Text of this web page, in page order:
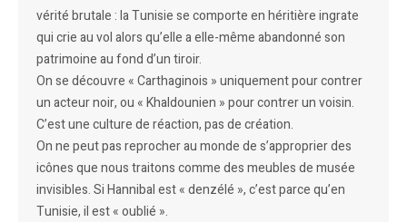
vérité brutale : la Tunisie se comporte en héritière ingrate
qui crie au vol alors qu’elle a elle-même abandonné son
patrimoine au fond d’un tiroir.
On se découvre « Carthaginois » uniquement pour contrer
un acteur noir, ou « Khaldounien » pour contrer un voisin.
C’est une culture de réaction, pas de création.
On ne peut pas reprocher au monde de s’approprier des
icônes que nous traitons comme des meubles de musée
invisibles. Si Hannibal est « denzélé », c’est parce qu’en
Tunisie, il est « oublié ».